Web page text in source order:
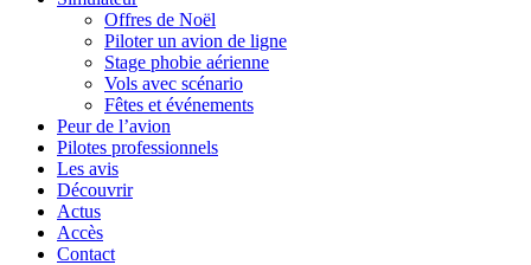
Offres de Noël
Piloter un avion de ligne
Stage phobie aérienne
Vols avec scénario
Fêtes et événements
Peur de l’avion
Pilotes professionnels
Les avis
Découvrir
Actus
Accès
Contact